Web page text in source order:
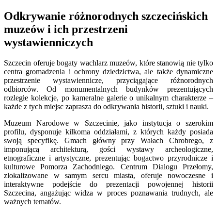
Odkrywanie różnorodnych szczecińskich
muzeów i ich przestrzeni
wystawienniczych
Szczecin oferuje bogaty wachlarz muzeów, które stanowią nie tylko
centra gromadzenia i ochrony dziedzictwa, ale także dynamiczne
przestrzenie wystawiennicze, przyciągające różnorodnych
odbiorców. Od monumentalnych budynków prezentujących
rozległe kolekcje, po kameralne galerie o unikalnym charakterze –
każde z tych miejsc zaprasza do odkrywania historii, sztuki i nauki.
Muzeum Narodowe w Szczecinie, jako instytucja o szerokim
profilu, dysponuje kilkoma oddziałami, z których każdy posiada
swoją specyfikę. Gmach główny przy Wałach Chrobrego, z
imponującą architekturą, gości wystawy archeologiczne,
etnograficzne i artystyczne, prezentując bogactwo przyrodnicze i
kulturowe Pomorza Zachodniego. Centrum Dialogu Przełomy,
zlokalizowane w samym sercu miasta, oferuje nowoczesne i
interaktywne podejście do prezentacji powojennej historii
Szczecina, angażując widza w proces poznawania trudnych, ale
ważnych tematów.